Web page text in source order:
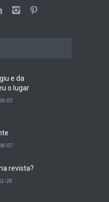
e da
o lugar
07
07
revista?
26